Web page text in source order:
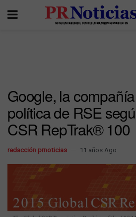
Google, la
política de RSE
CSR RepTrak® 100
redacción prnoticias 11 años Ago